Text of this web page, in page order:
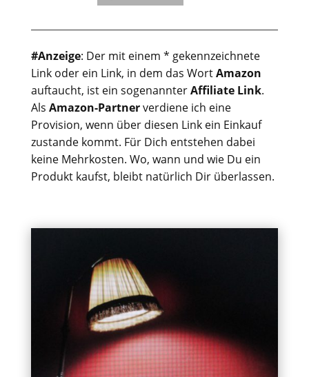
#Anzeige: Der mit einem * gekennzeichnete
Link oder ein Link, in dem das WortAmazon
auftaucht, ist ein sogenannterAffiliate Link.
Als Amazon-Partnerverdiene ich eine
Provision, wenn über diesen Link ein Einkauf
zustande kommt. Für Dich entstehen dabei
keine Mehrkosten. Wo, wann und wie Du ein
Produkt kaufst, bleibt natürlich Dir überlassen.